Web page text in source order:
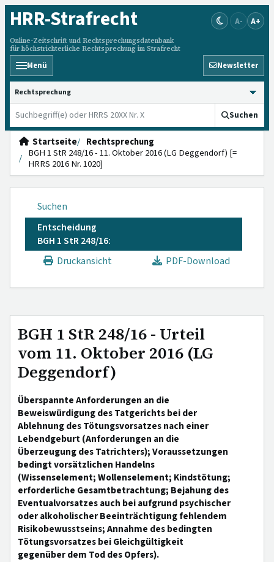
HRR-Strafrecht
Online-Zeitschrift und Rechtsprechungsdatenbank
für höchstrichterliche Rechtsprechung im Strafrecht
A- A+
Menü Newsletter
HRRS durchsuchen
Suchen
Startseite
Rechtsprechung
BGH 1 StR 248/16 - 11. Oktober 2016 (LG Deggendorf) [=
HRRS 2016 Nr. 1020]
Suchen
Entscheidung
BGH 1 StR 248/16:
Druckansicht
PDF-Download
BGH 1 StR 248/16 - Urteil
vom 11. Oktober 2016 (LG
Deggendorf)
Überspannte Anforderungen an die
Beweiswürdigung des Tatgerichts bei der
Ablehnung des Tötungsvorsatzes nach einer
Lebendgeburt (Anforderungen an die
Überzeugung des Tatrichters); Voraussetzungen
bedingt vorsätzlichen Handelns
(Wissenselement; Wollenselement; Kindstötung;
erforderliche Gesamtbetrachtung; Bejahung des
Eventualvorsatzes auch bei aufgrund psychischer
oder alkoholischer Beeinträchtigung fehlendem
Risikobewusstseins; Annahme des bedingten
Tötungsvorsatzes bei Gleichgültigkeit
gegenüber dem Tod des Opfers).